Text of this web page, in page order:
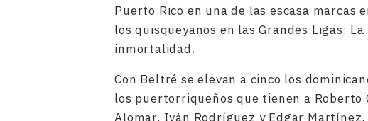
Puerto Rico en una de las escasa marcas
los quisqueyanos en las Grandes Ligas:
inmortalidad.
Con Beltré se elevan a cinco los
los puertorriqueños que tienen a Roberto
Alomar, Iván Rodríguez y Edgar Martínez.